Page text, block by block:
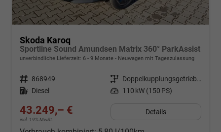
Skoda Karoq
Sportline Sound Amundsen Matrix 360° ParkAssist
unverbindliche Lieferzeit: 6 - 9 Monate Neuwagen mit Tageszulassung
Fahrzeugnr. 868949 Getriebe
Doppelkupplungsgetriebe (DSG)
Kraftstoff Diesel Leistung 110 kW (150 PS)
43.249,– €
incl. 19% MwSt.
Details